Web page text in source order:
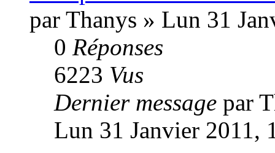
par Thanys » Lun 31
0 Réponses
6223 Vus
Dernier message par
Lun 31 Janvier 2011,